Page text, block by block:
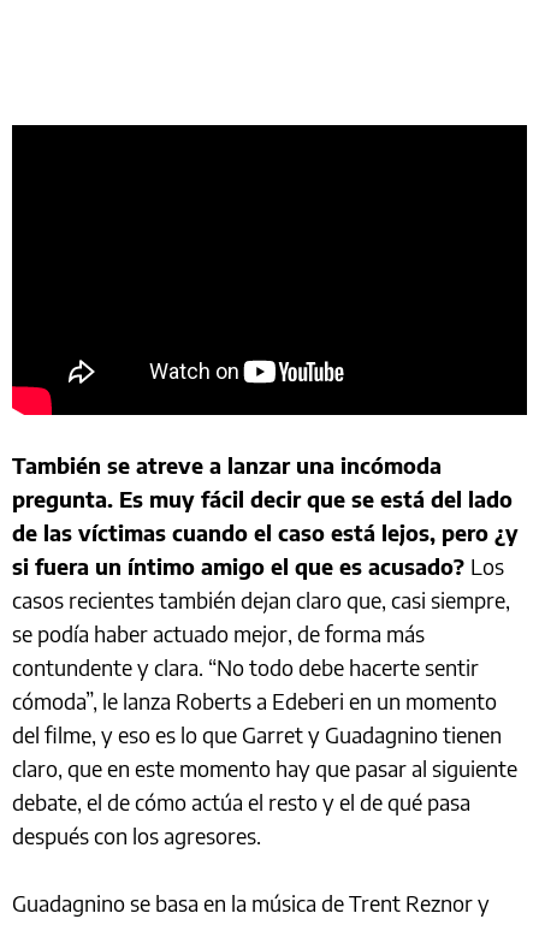
También se atreve a lanzar una incómoda
pregunta. Es muy fácil decir que se está del lado
de las víctimas cuando el caso está lejos, pero ¿y
si fuera un íntimo amigo el que es acusado? Los
casos recientes también dejan claro que, casi siempre,
se podía haber actuado mejor, de forma más
contundente y clara. “No todo debe hacerte sentir
cómoda”, le lanza Roberts a Edeberi en un momento
del filme, y eso es lo que Garret y Guadagnino tienen
claro, que en este momento hay que pasar al siguiente
debate, el de cómo actúa el resto y el de qué pasa
después con los agresores.
Guadagnino se basa en la música de Trent Reznor y